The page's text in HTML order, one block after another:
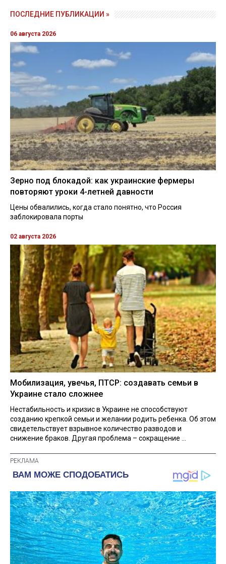
ПОСЛЕДНИЕ ПУБЛИКАЦИИ »
06 августа 2026
Зерно под блокадой: как украинские фермеры
повторяют уроки 4-летней давности
Цены обвалились, когда стало понятно, что Россия
заблокировала порты
02 августа 2026
Мобилизация, увечья, ПТСР: создавать семьи в
Украине стало сложнее
Нестабильность и кризис в Украине не способствуют
созданию крепкой семьи и желании родить ребенка. Об этом
свидетельствует взрывное количество разводов и
снижение браков. Другая проблема – сокращение ...